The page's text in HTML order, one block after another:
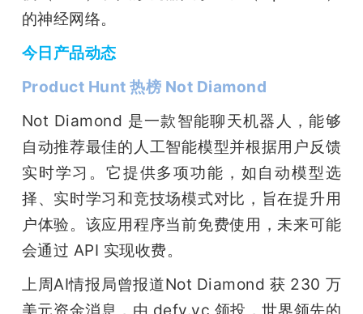
的神经网络。
今日产品动态
Product Hunt 热榜 Not Diamond
Not Diamond 是一款智能聊天机器人，能够
自动推荐最佳的人工智能模型并根据用户反馈
实时学习。它提供多项功能，如自动模型选
择、实时学习和竞技场模式对比，旨在提升用
户体验。该应用程序当前免费使用，未来可能
会通过 API 实现收费。
上周AI情报局曾报道Not Diamond 获 230 万
美元资金消息，由 defy.vc 领投，世界领先的